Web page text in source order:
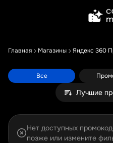
Главная Магазины Яндекс 360
Все
Лучшие
Нет доступных
позже или измените